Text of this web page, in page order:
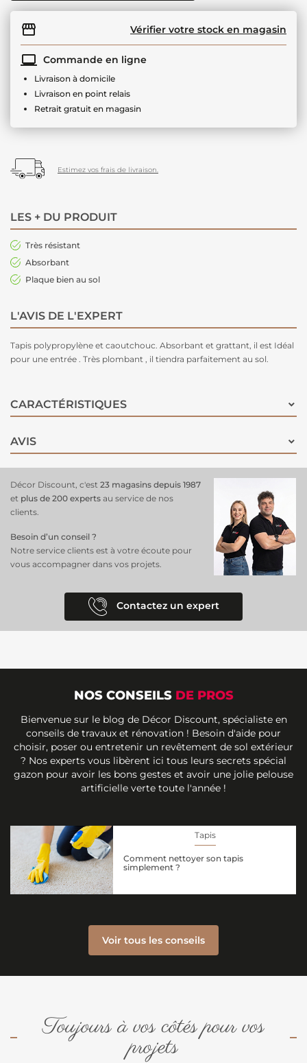
Vérifier votre stock en magasin
Commande en ligne
Livraison à domicile
Livraison en point relais
Retrait gratuit en magasin
Estimez vos frais de livraison.
LES + DU PRODUIT
Très résistant
Absorbant
Plaque bien au sol
L'AVIS DE L'EXPERT
Tapis polypropylène et caoutchouc. Absorbant et grattant, il est Idéal
pour une entrée . Très plombant , il tiendra parfaitement au sol.
CARACTÉRISTIQUES
AVIS
Décor Discount, c'est 23 magasins depuis 1987
et plus de 200 experts au service de nos
clients.
Besoin d’un conseil ?
Notre service clients est à votre écoute pour
vous accompagner dans vos projets.
Contactez un expert
NOS CONSEILS DE PROS
Bienvenue sur le blog de Décor Discount, spécialiste en
conseils de travaux et rénovation ! Besoin d'aide pour
choisir, poser ou entretenir un revêtement de sol extérieur
? Nos experts vous libèrent ici tous leurs secrets spécial
gazon pour avoir les bons gestes et avoir une jolie pelouse
artificielle verte toute l'année !
Tapis
Comment nettoyer son tapis
simplement ?
Voir tous les conseils
Toujours à vos côtés pour vos
projets